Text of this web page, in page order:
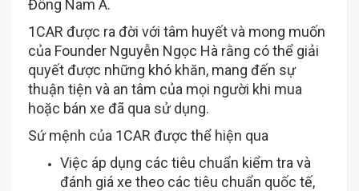
Đông Nam Á.
1CAR được ra đời với tâm huyết và mong muốn
của Founder Nguyễn Ngọc Hà rằng có thể giải
quyết được những khó khăn, mang đến sự
thuận tiện và an tâm của mọi người khi mua
hoặc bán xe đã qua sử dụng.
Sứ mệnh của 1CAR được thể hiện qua
Việc áp dụng các tiêu chuẩn kiểm tra và
đánh giá xe theo các tiêu chuẩn quốc tế,